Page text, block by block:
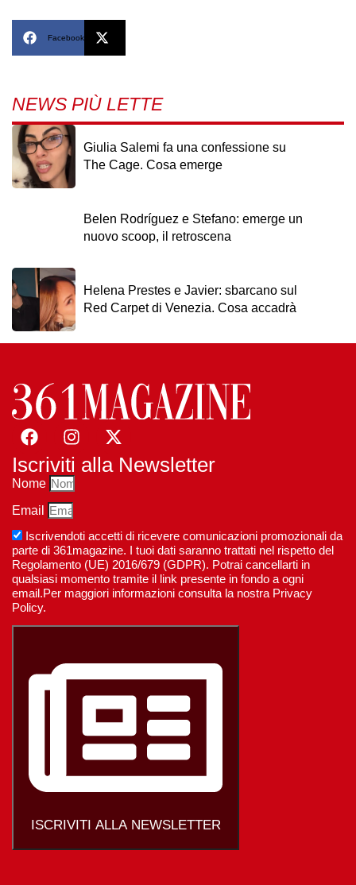
Facebook
NEWS PIÙ LETTE
Giulia Salemi fa una confessione su
The Cage. Cosa emerge
Belen Rodríguez e Stefano: emerge un
nuovo scoop, il retroscena
Helena Prestes e Javier: sbarcano sul
Red Carpet di Venezia. Cosa accadrà
Iscriviti alla Newsletter
Nome
Email
Iscrivendoti accetti di ricevere comunicazioni promozionali da
parte di 361magazine. I tuoi dati saranno trattati nel rispetto del
Regolamento (UE) 2016/679 (GDPR). Potrai cancellarti in
qualsiasi momento tramite il link presente in fondo a ogni
email.Per maggiori informazioni consulta la nostra Privacy
Policy.
ISCRIVITI ALLA NEWSLETTER